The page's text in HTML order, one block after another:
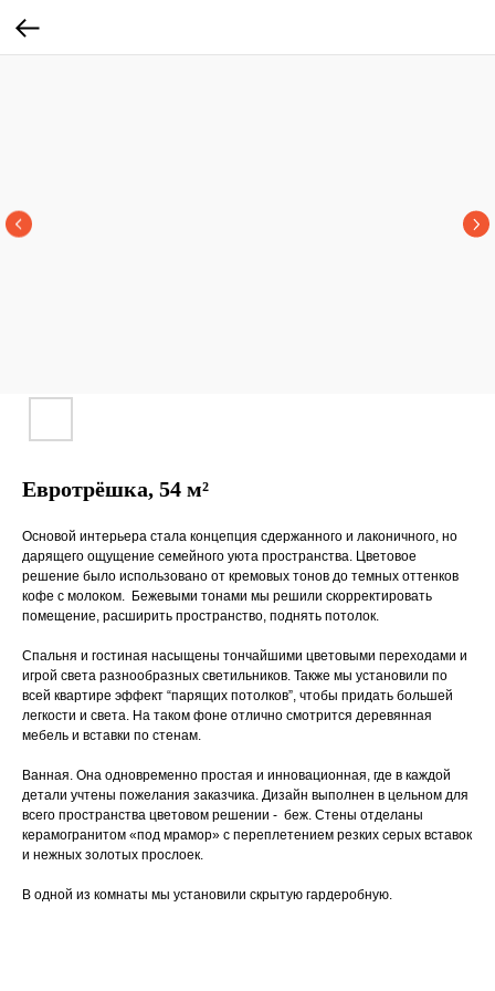
Евротрёшка, 54 м²
Основой интерьера стала концепция сдержанного и лаконичного, но
дарящего ощущение семейного уюта пространства. Цветовое
решение было использовано от кремовых тонов до темных оттенков
кофе с молоком. Бежевыми тонами мы решили скорректировать
помещение, расширить пространство, поднять потолок.
Спальня и гостиная насыщены тончайшими цветовыми переходами и
игрой света разнообразных светильников. Также мы установили по
всей квартире эффект “парящих потолков”, чтобы придать большей
легкости и света. На таком фоне отлично смотрится деревянная
мебель и вставки по стенам.
Ванная. Она одновременно простая и инновационная, где в каждой
детали учтены пожелания заказчика. Дизайн выполнен в цельном для
всего пространства цветовом решении - беж. Стены отделаны
керамогранитом «под мрамор» с переплетением резких серых вставок
и нежных золотых прослоек.
В одной из комнаты мы установили скрытую гардеробную.